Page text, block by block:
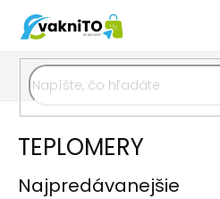
obsah
TEPLOMERY
Najpredávanejšie